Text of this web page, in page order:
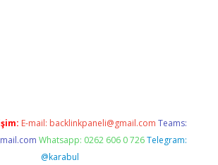
E-mail: backlinkpaneli@gmail.com Teams:
Whatsapp: 0262 606 0 726 Telegram:
@karabul